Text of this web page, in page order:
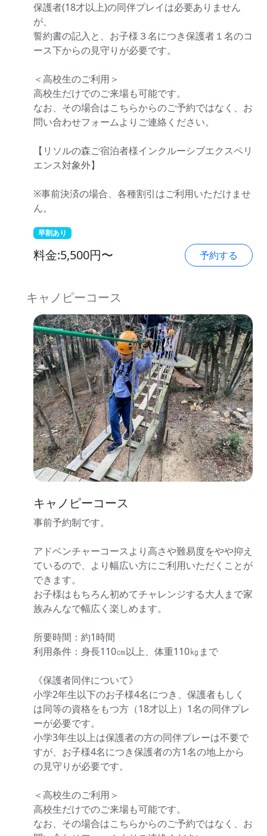
保護者(18才以上)の同伴プレイは必要ありません
が、
誓約書の記入と、お子様３名につき保護者１名のコ
ース下からの見守りが必要です。
＜高校生のご利用＞
高校生だけでのご来場も可能です。
なお、その場合はこちらからのご予約ではなく、お
問い合わせフォームよりご連絡ください。
【リソルの森ご宿泊者様インクルーシブエクスペリ
エンス対象外】
※事前決済の場合、各種割引はご利用いただけませ
ん。
早割あり
料金:5,500円〜 予約する
キャノピーコース
キャノピーコース
事前予約制です。
アドベンチャーコースより高さや難易度をやや抑え
ているので、より幅広い方にご利用いただくことが
できます。
お子様はもちろん初めてチャレンジする大人まで家
族みんなで幅広く楽しめます。
所要時間：約1時間
利用条件：身長110㎝以上、体重110㎏まで
《保護者同伴について》
小学2年生以下のお子様4名につき、保護者もしく
は同等の資格をもつ方（18才以上）1名の同伴プレ
ーが必要です。
小学3年生以上は保護者の方の同伴プレーは不要で
すが、お子様4名につき保護者の方1名の地上から
の見守りが必要です。
＜高校生のご利用＞
高校生だけでのご来場も可能です。
なお、その場合はこちらからのご予約ではなく、お